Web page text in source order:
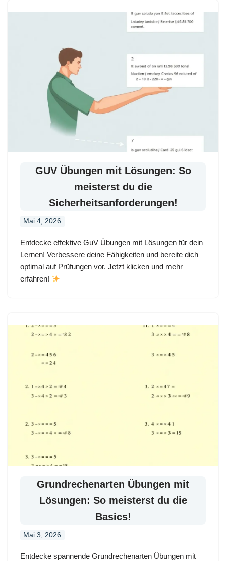
GUV Übungen mit Lösungen: So
meisterst du die
Sicherheitsanforderungen!
Mai 4, 2026
Entdecke effektive GuV Übungen mit Lösungen für dein
Lernen! Verbessere deine Fähigkeiten und bereite dich
optimal auf Prüfungen vor. Jetzt klicken und mehr
erfahren!
Grundrechenarten Übungen mit
Lösungen: So meisterst du die
Basics!
Mai 3, 2026
Entdecke spannende Grundrechenarten Übungen mit